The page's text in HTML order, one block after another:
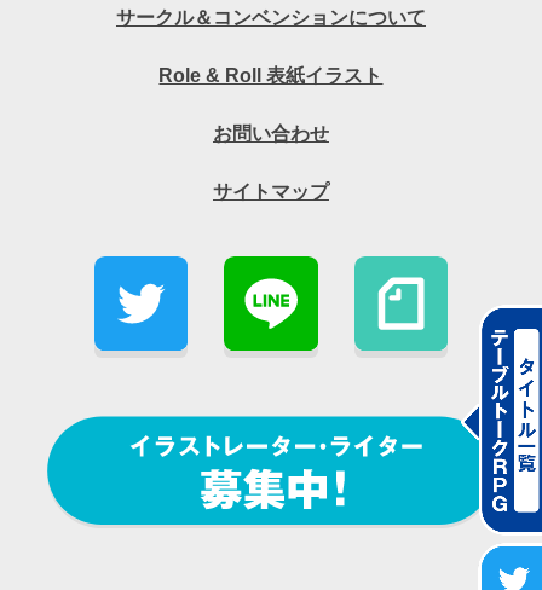
サークル＆コンベンションについて
Role & Roll 表紙イラスト
お問い合わせ
サイトマップ